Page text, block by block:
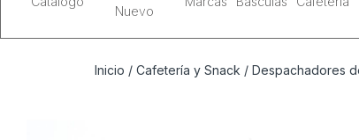
Nuevo
Inicio / Cafetería y Snack / Despachadores